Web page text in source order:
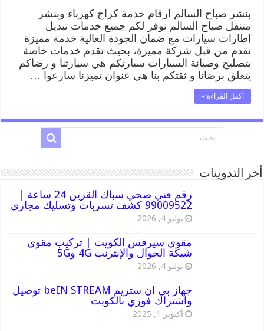
بنشر صباح السالم ارقام خدمة كراج كهرباء وبنشر
متنقل صباح السالم نوفر لكم جميع خدمات تبديل
إطارات سيارات مع ضمان الجودة العالية خدمة مميزة
تقدم من قبل شركة مميزة، بحيث نقدم خدمات خاصة
بتصليح وصيانة السيارات سيارتكم هي سيارتنا و رضاكم
يتعلق برضانا و ثقتكم بنا هي عنوان تميزنا سارعوا …
أكمل القراءة »
أخر التدوينات
رقم فني صحي سباك القرين 24 ساعة |
99009522 كشف تسربات وتسليك مجاري
يوليو 4, 2026
مقوي سيرفس الكويت | تركيب مقوي
شبكة الجوال والإنترنت 4G و5G
يوليو 4, 2026
جهاز بي ان ستريم beIN STREAM توصيل
واشتراك فوري بالكويت
أكتوبر 1, 2025